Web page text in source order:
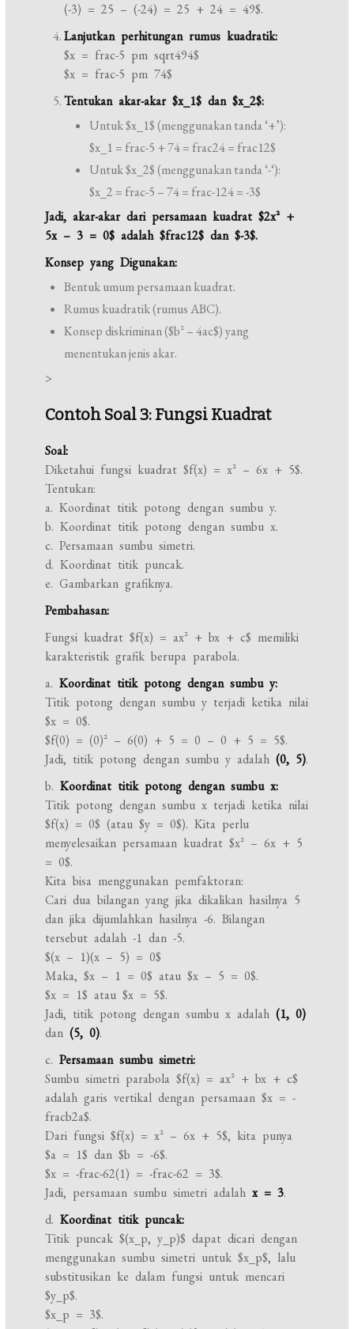
(-3) = 25 – (-24) = 25 + 24 = 49$.
Lanjutkan perhitungan rumus kuadratik:
$x = frac-5 pm sqrt494$
$x = frac-5 pm 74$
Tentukan akar-akar $x_1$ dan $x_2$:
Untuk $x_1$ (menggunakan tanda ‘+’):
$x_1 = frac-5 + 74 = frac24 = frac12$
Untuk $x_2$ (menggunakan tanda ‘-‘):
$x_2 = frac-5 – 74 = frac-124 = -3$
Jadi, akar-akar dari persamaan kuadrat $2x^2 +
5x – 3 = 0$ adalah $frac12$ dan $-3$.
Konsep yang Digunakan:
Bentuk umum persamaan kuadrat.
Rumus kuadratik (rumus ABC).
Konsep diskriminan ($b^2 – 4ac$) yang
menentukan jenis akar.
>
Contoh Soal 3: Fungsi Kuadrat
Soal:
Diketahui fungsi kuadrat $f(x) = x^2 – 6x + 5$.
Tentukan:
a. Koordinat titik potong dengan sumbu y.
b. Koordinat titik potong dengan sumbu x.
c. Persamaan sumbu simetri.
d. Koordinat titik puncak.
e. Gambarkan grafiknya.
Pembahasan:
Fungsi kuadrat $f(x) = ax^2 + bx + c$ memiliki
karakteristik grafik berupa parabola.
a.Koordinat titik potong dengan sumbu y:
Titik potong dengan sumbu y terjadi ketika nilai
$x = 0$.
$f(0) = (0)^2 – 6(0) + 5 = 0 – 0 + 5 = 5$.
Jadi, titik potong dengan sumbu y adalah(0, 5).
b.Koordinat titik potong dengan sumbu x:
Titik potong dengan sumbu x terjadi ketika nilai
$f(x) = 0$ (atau $y = 0$). Kita perlu
menyelesaikan persamaan kuadrat $x^2 – 6x + 5
= 0$.
Kita bisa menggunakan pemfaktoran:
Cari dua bilangan yang jika dikalikan hasilnya 5
dan jika dijumlahkan hasilnya -6. Bilangan
tersebut adalah -1 dan -5.
$(x – 1)(x – 5) = 0$
Maka, $x – 1 = 0$ atau $x – 5 = 0$.
$x = 1$ atau $x = 5$.
Jadi, titik potong dengan sumbu x adalah(1, 0)
dan(5, 0).
c.Persamaan sumbu simetri:
Sumbu simetri parabola $f(x) = ax^2 + bx + c$
adalah garis vertikal dengan persamaan $x = -
fracb2a$.
Dari fungsi $f(x) = x^2 – 6x + 5$, kita punya
$a = 1$ dan $b = -6$.
$x = -frac-62(1) = -frac-62 = 3$.
Jadi, persamaan sumbu simetri adalahx = 3.
d.Koordinat titik puncak:
Titik puncak $(x_p, y_p)$ dapat dicari dengan
menggunakan sumbu simetri untuk $x_p$, lalu
substitusikan ke dalam fungsi untuk mencari
$y_p$.
$x_p = 3$.